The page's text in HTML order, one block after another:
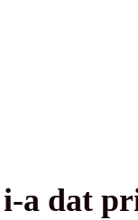
a dat